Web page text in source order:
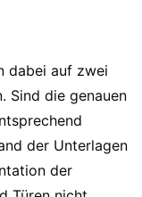
dabei auf zwei
Sind die genauen
der Unterlagen
der